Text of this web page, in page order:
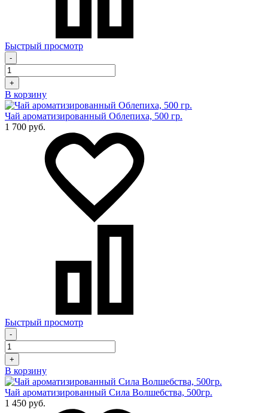
Быстрый просмотр
-
+
В корзину
Чай ароматизированный Облепиха, 500 гр.
1 700 руб.
Быстрый просмотр
-
+
В корзину
Чай ароматизированный Сила Волшебства, 500гр.
1 450 руб.